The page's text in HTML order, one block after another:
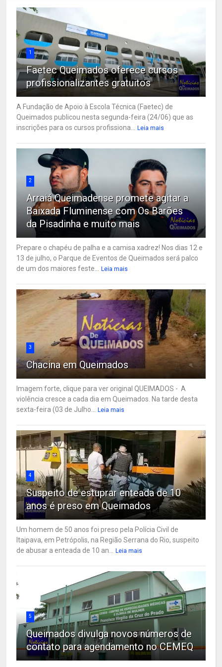
1
Faetec Queimados oferece cursos
profissionalizantes gratuitos
A Fundação de Apoio à Escola Técnica (Faetec) de
Queimados publicou nesta segunda-feira (24/06) que as
inscrições para os cursos profissiona...
Leia mais
2
Arraiá Queimadense promete agitar a
Baixada Fluminense com Os Barões
da Pisadinha e muito mais
Prepare o chapéu de palha e a camisa xadrez! Nos dias 12 e
13 de julho, o Parque de Eventos de Queimados será palco
de um dos maiores feste...
Leia mais
3
Chacina em Queimados
Imagem forte, clique para ver original QUEIMADOS - A
violência cresce a cada dia em Queimados. Na tarde desta
sexta-feira (03 de Julho...
Leia mais
4
Suspeito de estuprar enteada de 10
anos é preso em Queimados
Um homem de 50 anos foi preso pela Polícia Civil de
Itaipava, em Petrópolis, na Região Serrana do Rio, suspeito
de abusar a enteada de 10 an...
Leia mais
5
Queimados divulga novos números de
contato para agendamento no CEMEQ